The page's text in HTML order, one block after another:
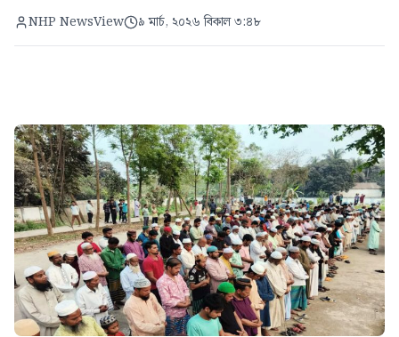
NHP NewsView ৯ মার্চ, ২০২৬ বিকাল ৩:৪৮